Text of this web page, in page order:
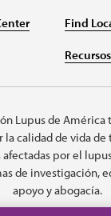
Find
Lupus de América
la calidad de vida de
afectadas por el
de investigación,
apoyo y abogacía.